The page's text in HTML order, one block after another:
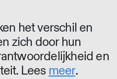
het verschil en
zich door hun
en
Lees meer.